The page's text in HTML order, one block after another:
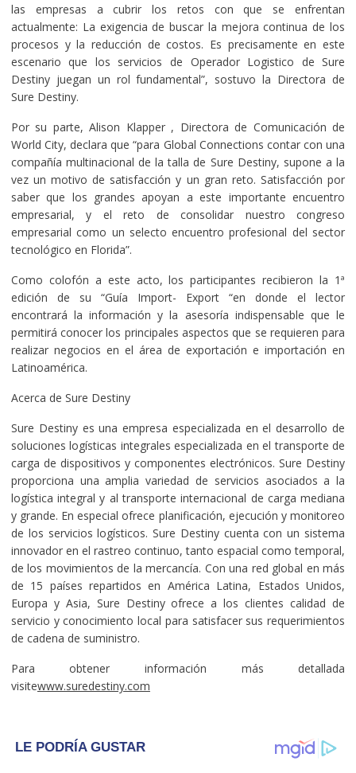
las empresas a cubrir los retos con que se enfrentan
actualmente: La exigencia de buscar la mejora continua de los
procesos y la reducción de costos. Es precisamente en este
escenario que los servicios de Operador Logistico de Sure
Destiny juegan un rol fundamental”, sostuvo la Directora de
Sure Destiny.
Por su parte, Alison Klapper , Directora de Comunicación de
World City, declara que “para Global Connections contar con una
compañía multinacional de la talla de Sure Destiny, supone a la
vez un motivo de satisfacción y un gran reto. Satisfacción por
saber que los grandes apoyan a este importante encuentro
empresarial, y el reto de consolidar nuestro congreso
empresarial como un selecto encuentro profesional del sector
tecnológico en Florida”.
Como colofón a este acto, los participantes recibieron la 1ª
edición de su “Guía Import- Export “en donde el lector
encontrará la información y la asesoría indispensable que le
permitirá conocer los principales aspectos que se requieren para
realizar negocios en el área de exportación e importación en
Latinoamérica.
Acerca de Sure Destiny
Sure Destiny es una empresa especializada en el desarrollo de
soluciones logísticas integrales especializada en el transporte de
carga de dispositivos y componentes electrónicos. Sure Destiny
proporciona una amplia variedad de servicios asociados a la
logística integral y al transporte internacional de carga mediana
y grande. En especial ofrece planificación, ejecución y monitoreo
de los servicios logísticos. Sure Destiny cuenta con un sistema
innovador en el rastreo continuo, tanto espacial como temporal,
de los movimientos de la mercancía. Con una red global en más
de 15 países repartidos en América Latina, Estados Unidos,
Europa y Asia, Sure Destiny ofrece a los clientes calidad de
servicio y conocimiento local para satisfacer sus requerimientos
de cadena de suministro.
Para obtener información más detallada
visitewww.suredestiny.com